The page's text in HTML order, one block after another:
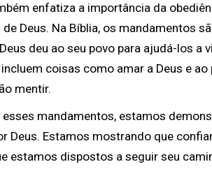
enfatiza a importância da
Deus. Na Bíblia, os mandamentos
deu ao seu povo para ajudá-los a
coisas como amar a Deus e
mentir.
esses mandamentos, estamos
Deus. Estamos mostrando que
estamos dispostos a seguir seu